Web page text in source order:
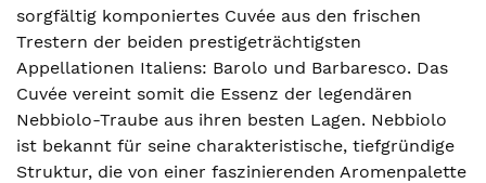
sorgfältig komponiertes Cuvée aus den frischen
Trestern der beiden prestigeträchtigsten
Appellationen Italiens: Barolo und Barbaresco. Das
Cuvée vereint somit die Essenz der legendären
Nebbiolo-Traube aus ihren besten Lagen. Nebbiolo
ist bekannt für seine charakteristische, tiefgründige
Struktur, die von einer faszinierenden Aromenpalette